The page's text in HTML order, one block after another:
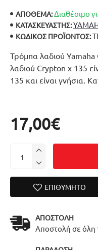
Τρόμπα λαδιού
λαδιού Crypton x 135
135 και είναι γνήσια.
ΑΠΟΘΕΜΑ:Διαθέσιμο
ΚΑΤΑΣΚΕΥΑΣΤΉΣ:
ΚΩΔΙΚΌΣ ΠΡΟΪΌΝΤΟΣ:
17,00€
ΕΠΙΘΥΜΗΤΌ
ΑΠΟΣΤΟΛΉ
Αποστολή σε όλη